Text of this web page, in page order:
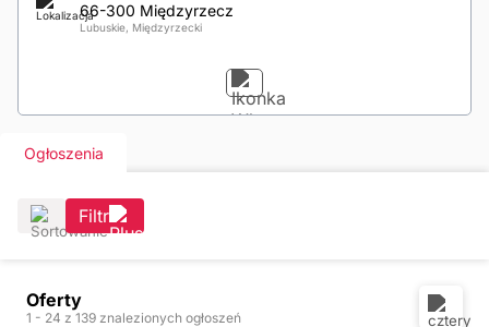
66-300 Międzyrzecz
Lubuskie, Międzyrzecki
Ogłoszenia
Filtr
Oferty
1 - 24 z 139 znalezionych ogłoszeń